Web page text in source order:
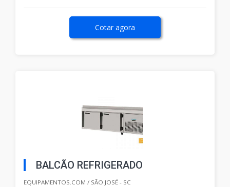
Cotar agora
BALCÃO REFRIGERADO
EQUIPAMENTOS.COM / SÃO JOSÉ - SC